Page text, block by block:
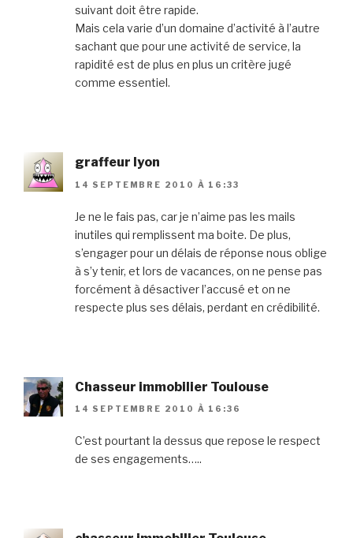
suivant doit être rapide.
Mais cela varie d’un domaine d’activité à l’autre
sachant que pour une activité de service, la
rapidité est de plus en plus un critère jugé
comme essentiel.
graffeur lyon
14 SEPTEMBRE 2010 À 16:33
Je ne le fais pas, car je n’aime pas les mails
inutiles qui remplissent ma boite. De plus,
s’engager pour un délais de réponse nous oblige
à s’y tenir, et lors de vacances, on ne pense pas
forcément à désactiver l’accusé et on ne
respecte plus ses délais, perdant en crédibilité.
Chasseur immobilier Toulouse
14 SEPTEMBRE 2010 À 16:36
C’est pourtant la dessus que repose le respect
de ses engagements…..